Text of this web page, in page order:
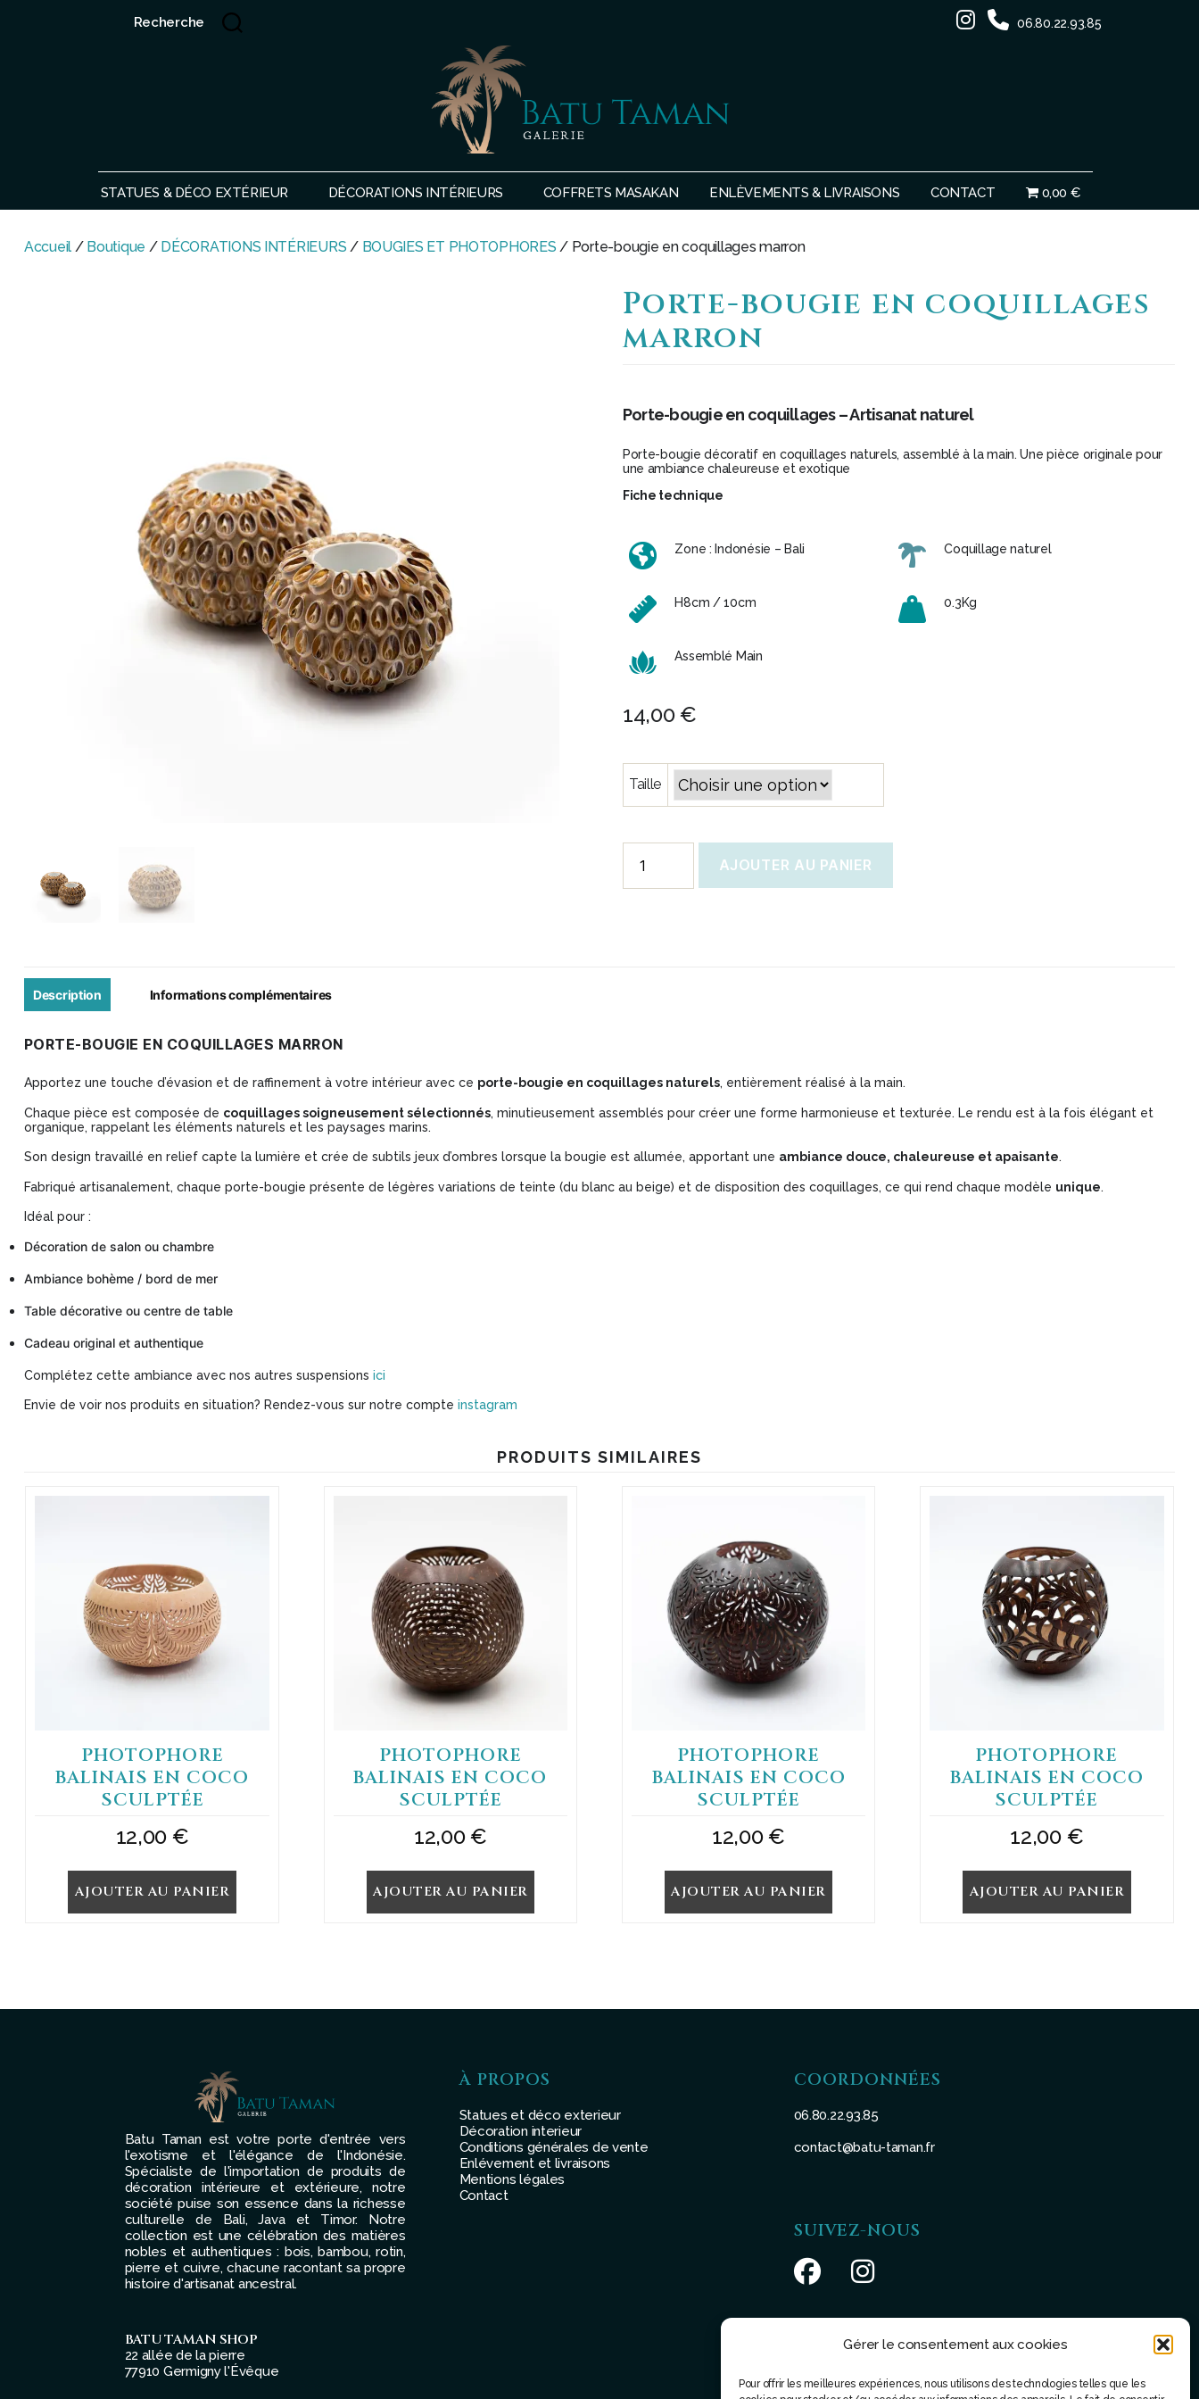
Gérer le consentement aux cookies
Pour offrir les meilleures expériences, nous utilisons des technologies telles que les
Showroom de Bali, décorations extérieurs et intérieurs
Recherche 06.80.22.93.85
BATU
TAMAN
STATUES & DÉCO EXTÉRIEUR DÉCORATIONS INTÉRIEURS COFFRETS MASAKAN ENLÈVEMENTS & LIVRAISONS CONTACT 0,00 €
Accueil / Boutique / DÉCORATIONS INTÉRIEURS / BOUGIES ET PHOTOPHORES / Porte-bougie en coquillages marron
Porte-bougie en coquillages
marron
Porte-bougie en coquillages – Artisanat naturel
Porte-bougie décoratif en coquillages naturels, assemblé à la main. Une pièce originale pour
une ambiance chaleureuse et exotique
Fiche technique
Zone : Indonésie – Bali
H8cm / 10cm
Assemblé Main
Coquillage naturel
0.3Kg
14,00€
Taille
AJOUTER AU PANIER
Description Informations complémentaires
PORTE-BOUGIE EN COQUILLAGES MARRON
Apportez une touche d’évasion et de raffinement à votre intérieur avec ce porte-bougie en coquillages naturels, entièrement réalisé à la main.
Chaque pièce est composée de coquillages soigneusement sélectionnés, minutieusement assemblés pour créer une forme harmonieuse et texturée. Le rendu est à la fois élégant et
organique, rappelant les éléments naturels et les paysages marins.
Son design travaillé en relief capte la lumière et crée de subtils jeux d’ombres lorsque la bougie est allumée, apportant une ambiance douce, chaleureuse et apaisante.
Fabriqué artisanalement, chaque porte-bougie présente de légères variations de teinte (du blanc au beige) et de disposition des coquillages, ce qui rend chaque modèle unique.
Idéal pour :
Décoration de salon ou chambre
Ambiance bohème / bord de mer
Table décorative ou centre de table
Cadeau original et authentique
Complétez cette ambiance avec nos autres suspensions ici
Envie de voir nos produits en situation? Rendez-vous sur notre compte instagram
PRODUITS SIMILAIRES
PHOTOPHORE
BALINAIS EN COCO
SCULPTÉE
12,00 €
AJOUTER AU PANIER
PHOTOPHORE
BALINAIS EN COCO
SCULPTÉE
12,00€
AJOUTER AU PANIER
PHOTOPHORE
BALINAIS EN COCO
SCULPTÉE
12,00€
AJOUTER AU PANIER
PHOTOPHORE
BALINAIS EN COCO
SCULPTÉE
12,00 €
AJOUTER AU PANIER
Batu Taman est votre porte d'entrée vers
l'exotisme et l'élégance de l'Indonésie.
Spécialiste de l'importation de produits de
décoration intérieure et extérieure, notre
société puise son essence dans la richesse
culturelle de Bali, Java et Timor. Notre
collection est une célébration des matières
nobles et authentiques : bois, bambou, rotin,
pierre et cuivre, chacune racontant sa propre
histoire d'artisanat ancestral.
BATU TAMAN SHOP
22 allée de la pierre
77910 Germigny l'Évêque
À PROPOS
Statues et déco exterieur
Décoration interieur
Conditions générales de vente
Enlévement et livraisons
Mentions légales
Contact
COORDONNÉES
06.80.22.93.85
contact@batu-taman.fr
SUIVEZ-NOUS